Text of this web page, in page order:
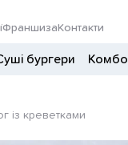
Франшиза Контакти
бургери Комбо
із креветками